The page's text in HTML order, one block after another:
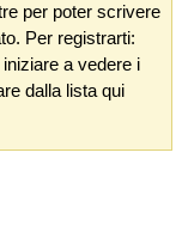
per poter scrivere
Per registrarti:
a vedere i
dalla lista qui